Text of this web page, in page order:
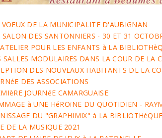
VOEUX DE LA MUNICIPALITE D'AUBIGNAN
SALON DES SANTONNIERS - 30 ET 31
POUR LES ENFANTS à LA
SALLES MODULAIRES DANS LA COUR DE LA
DES NOUVEAUX HABITANTS DE LA
DES ASSOCIATIONS
JOURNéE CAMARGUAISE
à UNE HéROïNE DU QUOTIDIEN -
DU "GRAPHIMIX" à LA BIBLIOTHèQUE
DE LA MUSIQUE 2021